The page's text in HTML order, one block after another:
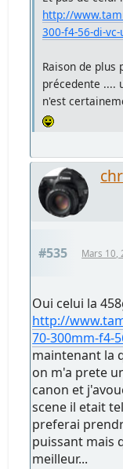
http://
300-f4-56-di-
Raison de plus
précedente ....
n'est
#535 Mars 10,
Oui celui la
http://
70-300mm-f4-
maintenant la
on m'a prete
canon et
scene il etait
preferai
puissant mais
meilleur...